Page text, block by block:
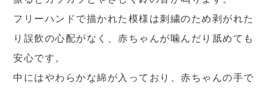
フリーハンドで描かれた模様は刺繍のため剥がれた
り誤飲の心配がなく、赤ちゃんが噛んだり舐めても
安心です。
中にはやわらかな綿が入っており、赤ちゃんの手で